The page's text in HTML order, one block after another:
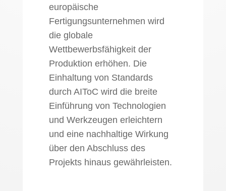
europäische
Fertigungsunternehmen wird
die globale
Wettbewerbsfähigkeit der
Produktion erhöhen. Die
Einhaltung von Standards
durch AIToC wird die breite
Einführung von Technologien
und Werkzeugen erleichtern
und eine nachhaltige Wirkung
über den Abschluss des
Projekts hinaus gewährleisten.